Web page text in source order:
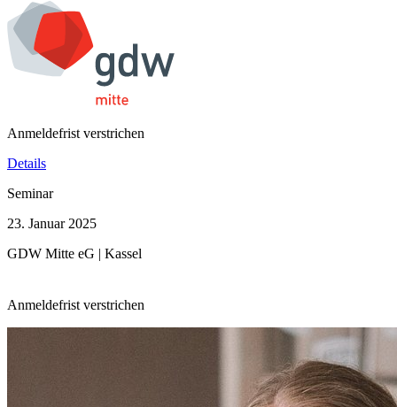
Anmeldefrist verstrichen
Details
Seminar
23. Januar 2025
GDW Mitte eG | Kassel
Anmeldefrist verstrichen